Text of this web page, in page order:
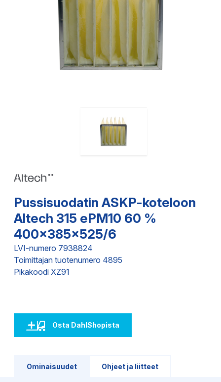
Pussisuodatin ASKP-koteloon
Altech 315 ePM10 60 %
400x385x525/6
LVI-numero 7938824
Toimittajan tuotenumero 4895
Pikakoodi XZ91
Osta DahlShopista
Ominaisuudet Ohjeet ja liitteet